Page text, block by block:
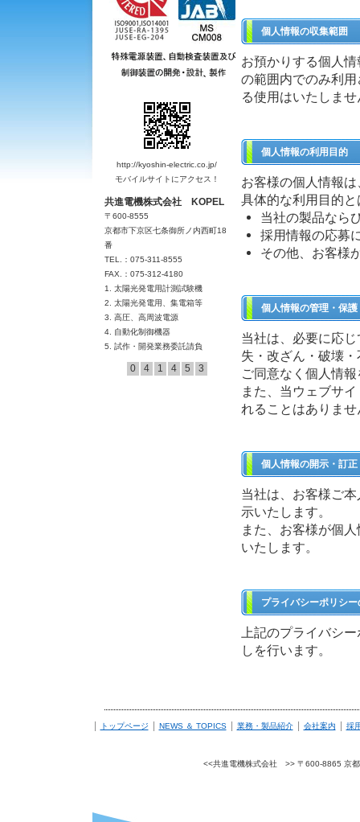
http://kyoshin-electric.co.jp/
モバイルサイトにアクセス！
共進電機株式会社 KOPEL
〒600-8555
京都市下京区七条御所ノ内西町18
番
TEL.：075-311-8555
FAX.：075-312-4180
1. 太陽光発電用計測試験機
2. 太陽光発電用、集電箱等
3. 高圧、高周波電源
4. 自動化制御機器
5. 試作・開発業務委託請負
0 4 1 4 5 3
個人情報の収集範囲
お預かりする個人
の範囲内でのみ利
る使用はいたしませ
個人情報の利用目的
お客様の個人情報
具体的な利用目的
当社の製品なら
採用情報の応募
その他、お客様
個人情報の管理・保護
当社は、必要に応
失・改ざん・破壊
ご同意なく個人情
また、当ウェブサ
れることはありませ
個人情報の開示・訂正
当社は、お客様ご
示いたします。
また、お客様が個
いたします。
プライバシーポリシ
上記のプライバシ
しを行います。
トップページ NEWS ＆ TOPICS 業務・製品紹介 会社案内 採
<<共進電機株式会社 >> 〒600-8865 京